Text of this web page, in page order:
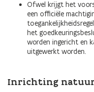
Ofwel krijgt het
een officiële
het
worden ingericht en
uitgewerkt worden.
Inrichting